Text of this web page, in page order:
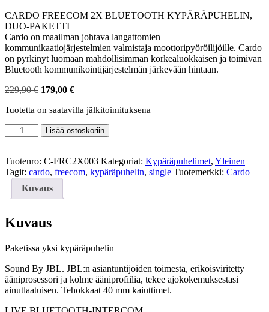
CARDO FREECOM 2X BLUETOOTH KYPÄRÄPUHELIN,
DUO-PAKETTI
Cardo on maailman johtava langattomien
kommunikaatiojärjestelmien valmistaja moottoripyöröilijöille. Cardo
on pyrkinyt luomaan mahdollisimman korkealuokkaisen ja toimivan
Bluetooth kommunikointijärjestelmän järkevään hintaan.
229,90€ Alkuperäinen
oli:
179,00 €Nykyinen
on:
Tuotetta on saatavilla jälkitoimituksena
CARDO
FREECOM
SINGLE
kypäräpuhelin
määrä
Lisää ostoskoriin
Tuotenro: C-FRC2X003 Kategoriat: Kypäräpuhelimet, Yleinen
Tagit: cardo, freecom, kypäräpuhelin, single Tuotemerkki: Cardo
Kuvaus
Kuvaus
Paketissa yksi kypäräpuhelin
Sound By JBL. JBL:n asiantuntijoiden toimesta, erikoisviritetty
ääniprosessori ja kolme ääniprofiilia, tekee ajokokemuksestasi
ainutlaatuisen. Tehokkaat 40 mm kaiuttimet.